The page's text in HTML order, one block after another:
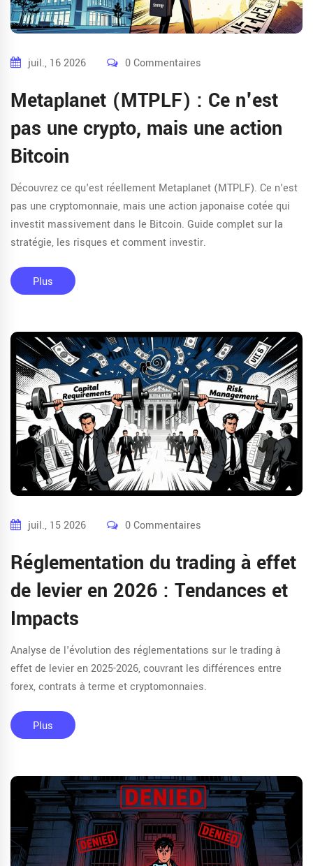
juil., 16 2026 0 Commentaires
Metaplanet (MTPLF) : Ce n'est
pas une crypto, mais une action
Bitcoin
Découvrez ce qu'est réellement Metaplanet (MTPLF). Ce n'est
pas une cryptomonnaie, mais une action japonaise cotée qui
investit massivement dans le Bitcoin. Guide complet sur la
stratégie, les risques et comment investir.
Plus
juil., 15 2026 0 Commentaires
Réglementation du trading à effet
de levier en 2026 : Tendances et
Impacts
Analyse de l'évolution des réglementations sur le trading à
effet de levier en 2025-2026, couvrant les différences entre
forex, contrats à terme et cryptomonnaies.
Plus